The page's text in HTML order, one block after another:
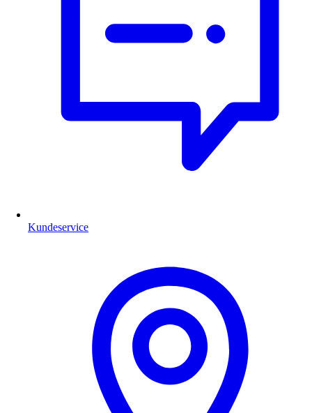
Kundeservice